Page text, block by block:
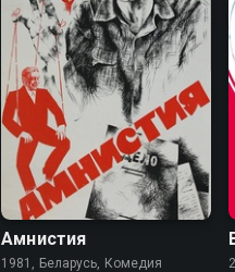
6.6
Амнистия
1981, Беларусь, Комедия